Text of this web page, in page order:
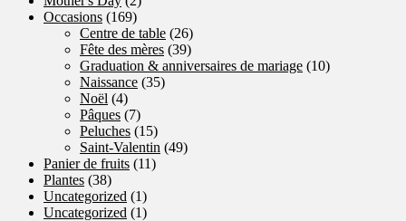
Occasions (169)
Centre de table (26)
Fête des mères (39)
Graduation & anniversaires de mariage (10)
Naissance (35)
Noël (4)
Pâques (7)
Peluches (15)
Saint-Valentin (49)
Panier de fruits (11)
Plantes (38)
Uncategorized (1)
Uncategorized (1)